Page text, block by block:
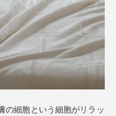
の細胞という細胞がリラッ